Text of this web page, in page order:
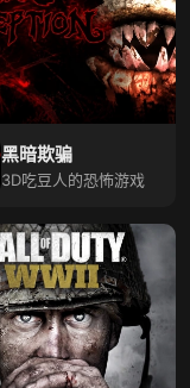
黑暗欺骗
3D吃豆人的恐怖游戏